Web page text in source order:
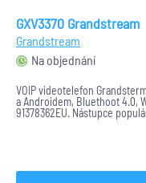
GXV3370 Grandstream
Grandstream
Na objednání
VOIP videotelefon
a Androidem, Bluethoot 4.0,
91378362EU. Nástupce